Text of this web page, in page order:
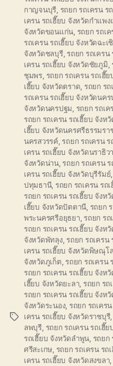
Tags
กาญจนบุรี, รถยก รถเครน ร
เครน รถเฮี๊ยบ จังหวัดกำแพง
จังหวัดขอนแก่น, รถยก รถเ
รถเครน รถเฮี๊ยบ จังหวัดฉะเ
จังหวัดชลบุรี, รถยก รถเคร
เครน รถเฮี๊ยบ จังหวัดชัยภูมิ,
ชุมพร, รถยก รถเครน รถเฮี๊
เฮี๊ยบ จังหวัดตราด, รถยก ร
รถเครน รถเฮี๊ยบ จังหวัดนค
จังหวัดนครปฐม, รถยก รถเ
รถยก รถเครน รถเฮี๊ยบ จังห
เฮี๊ยบ จังหวัดนครศรีธรรมรา
นครสวรรค์, รถยก รถเครน
เครน รถเฮี๊ยบ จังหวัดนราธิว
จังหวัดน่าน, รถยก รถเครน
เครน รถเฮี๊ยบ จังหวัดบุรีรัมย์,
ปทุมธานี, รถยก รถเครน รถ
รถยก รถเครน รถเฮี๊ยบ จังห
เฮี๊ยบ จังหวัดปัตตานี, รถยก
พระนครศรีอยุธยา, รถยก รถ
รถยก รถเครน รถเฮี๊ยบ จังหวั
จังหวัดพัทลุง, รถยก รถเครน
เครน รถเฮี๊ยบ จังหวัดพิษณุโ
จังหวัดภูเก็ต, รถยก รถเครน
รถยก รถเครน รถเฮี๊ยบ จังห
เฮี๊ยบ จังหวัดยะลา, รถยก รถ
รถยก รถเครน รถเฮี๊ยบ จังห
จังหวัดระนอง, รถยก รถเคร
เครน รถเฮี๊ยบ จังหวัดราชบุรี,
ลพบุรี, รถยก รถเครน รถเฮี๊
รถเฮี๊ยบ จังหวัดลำพูน, รถยก
ศรีสะเกษ, รถยก รถเครน ร
เครน รถเฮี๊ยบ จังหวัดสงขลา,